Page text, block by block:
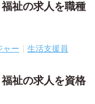
祉の求人を職種
ャー 生活支援員
祉の求人を資格